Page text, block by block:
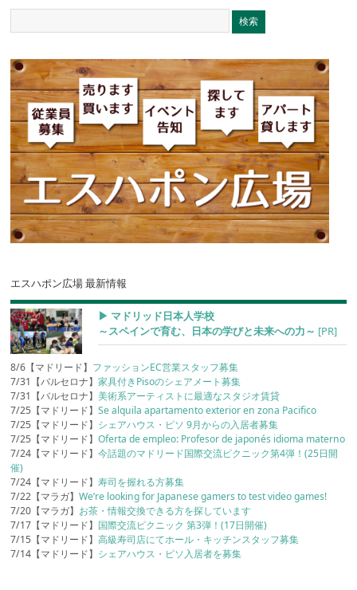
エスハポン広場 最新情報
▶︎ マドリッド日本人学校
～スペインで育む、日本の学びと未来への力～ [PR]
8/6【マドリード】 ファッションEC営業スタッフ募集
7/31【バルセロナ】家具付きPisoのシェアメート募集
7/31【バルセロナ】美術系アーティストに最適なスタジオ賃貸
7/25【マドリード】Se alquila apartamento exterior en zona Pacifico
7/25【マドリード】 シェアハウス・ピソ 9月からの入居者募集
7/25【マドリード】Oferta de empleo: Profesor de japonés idioma materno
7/24【マドリード】今話題のマドリード国際交流ピクニック第4弾！(25日開
催)
7/24【マドリード】寿司を握れる方募集
7/22【マラガ】We’re looking for Japanese gamers to test video games!
7/20【マラガ】 お茶・情報交換できる方を探しています
7/17【マドリード】 国際交流ピクニック 第3弾！(17日開催)
7/15【マドリード】高級寿司店にてホール・キッチンスタッフ募集
7/14【マドリード】 シェアハウス・ピソ入居者を募集